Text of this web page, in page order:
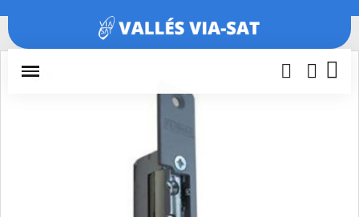
Porteros y videoporteros
UNIVER. 990A-P22 12-24V MAX 67521